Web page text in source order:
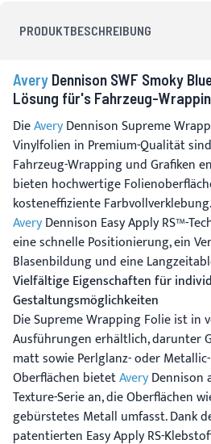
PRODUKTBESCHREIBUNG
Avery Dennison SWF Smoky
Lösung für's Fahrzeug-
DieAveryDennison Supreme
Vinylfolien in Premium-Qualität
Fahrzeug-Wrapping und Grafiken
bieten hochwertige
kosteneffiziente
AveryDennison Easy Apply RS™-
eine schnelle Positionierung, ein
Blasenbildung und eine
Vielfältige Eigenschaften für
Gestaltungsmöglichkeiten
Die Supreme Wrapping Folie ist in
Ausführungen erhältlich, darunter
matt sowie Perlglanz- oder
Oberflächen bietetAveryDennison
Texture-Serie an, die Oberflächen
gebürstetes Metall umfasst. Dank
patentierten Easy Apply RS-